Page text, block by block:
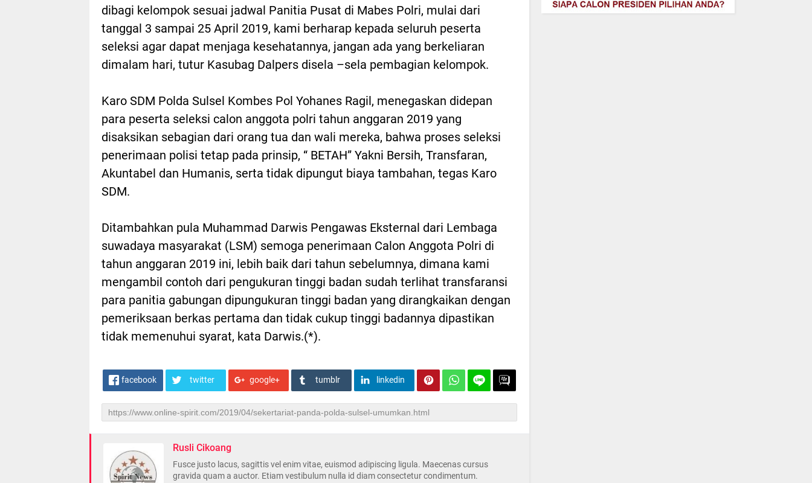
dibagi kelompok sesuai jadwal Panitia Pusat di Mabes Polri, mulai dari
tanggal 3 sampai 25 April 2019, kami berharap kepada seluruh peserta
seleksi agar dapat menjaga kesehatannya, jangan ada yang berkeliaran
dimalam hari, tutur Kasubag Dalpers disela –sela pembagian kelompok.
Karo SDM Polda Sulsel Kombes Pol Yohanes Ragil, menegaskan didepan
para peserta seleksi calon anggota polri tahun anggaran 2019 yang
disaksikan sebagian dari orang tua dan wali mereka, bahwa proses seleksi
penerimaan polisi tetap pada prinsip, “ BETAH” Yakni Bersih, Transfaran,
Akuntabel dan Humanis, serta tidak dipungut biaya tambahan, tegas Karo
SDM.
Ditambahkan pula Muhammad Darwis Pengawas Eksternal dari Lembaga
suwadaya masyarakat (LSM) semoga penerimaan Calon Anggota Polri di
tahun anggaran 2019 ini, lebih baik dari tahun sebelumnya, dimana kami
mengambil contoh dari pengukuran tinggi badan sudah terlihat transfaransi
para panitia gabungan dipungukuran tinggi badan yang dirangkaikan dengan
pemeriksaan berkas pertama dan tidak cukup tinggi badannya dipastikan
tidak memenuhui syarat, kata Darwis.(*).
facebook twitter google+ tumblr linkedin
Rusli Cikoang
Fusce justo lacus, sagittis vel enim vitae, euismod adipiscing ligula. Maecenas cursus
gravida quam a auctor. Etiam vestibulum nulla id diam consectetur condimentum.